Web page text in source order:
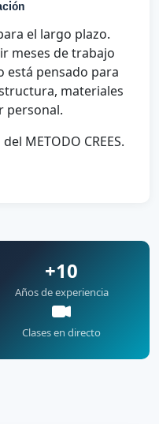
el largo plazo.
meses de trabajo
está pensado para
materiales
personal.
METODO CREES.
+10
Años de experiencia
Clases en directo